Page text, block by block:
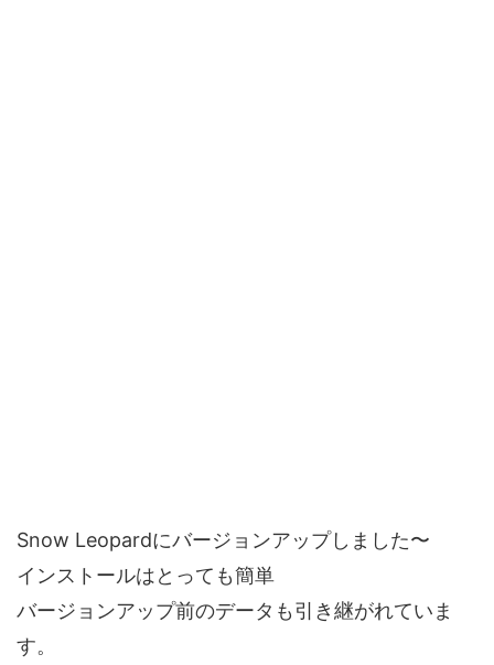
Snow Leopardにバージョンアップしました〜
インストールはとっても簡単
バージョンアップ前のデータも引き継がれていま
す。